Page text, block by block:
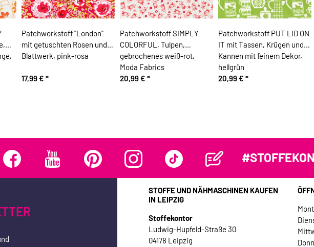
Patchworkstoff "London"
mit getuschten Rosen und
Blattwerk, pink-rosa
17,99 € *
Patchworkstoff SIMPLY
COLORFUL, Tulpen,
gebrochenes weiß-rot,
Moda Fabrics
20,99 € *
Patchworkstoff PUT LID ON
IT mit Tassen, Krügen und
Kannen mit feinem Dekor,
hellgrün
20,99 € *
STOFFE UND NÄHMASCHINEN KAUFEN
IN LEIPZIG
Stoffekontor
Ludwig-Hupfeld-Straße 30
04178 Leipzig